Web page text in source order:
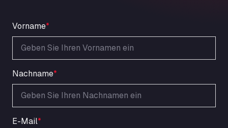
Schellweilerstraße 1, 66871
ARAL Tankstelle - XXL Truckwash.de
GmbH
Ardleigh South Services
a120 westbound, CO77SL
Area 47 Hermanos Rico
Autovia A4 km 47, 28300
Vorname*
Nachname*
E-Mail*